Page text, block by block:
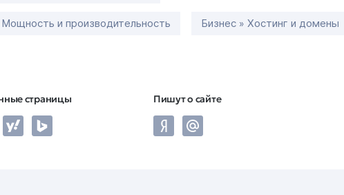
и производительность Бизнес » Хостинг и домены
страницы Пишут о сайте